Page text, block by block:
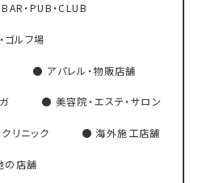
BAR・PUB・CLUB
ゴルフ場
アパレル・物販店舗
美容院・エステ・サロン
リニック 海外施工店舗
の店舗